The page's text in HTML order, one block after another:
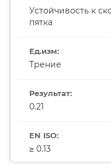
Устойчивость к
пятка
Трение
0.21
≥ 0.13